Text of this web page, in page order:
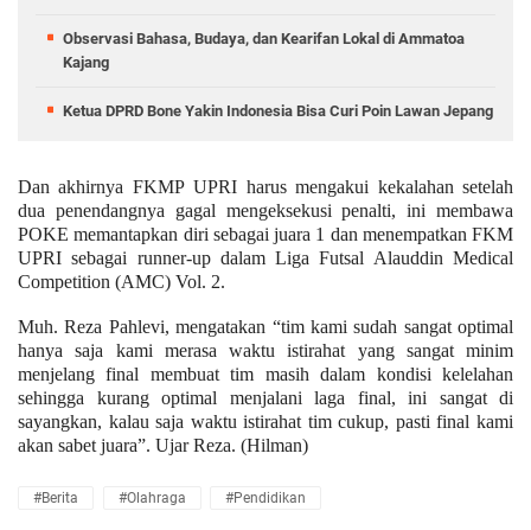
Observasi Bahasa, Budaya, dan Kearifan Lokal di Ammatoa
Kajang
Ketua DPRD Bone Yakin Indonesia Bisa Curi Poin Lawan Jepang
Dan akhirnya FKMPUPRI harus mengakui kekalahan setelah
dua penendangnya gagal mengeksekusi penalti, ini membawa
POKE memantapkan diri sebagai juara 1 dan menempatkan FKM
UPRI sebagai runner-up dalamLiga Futsal AlauddinMedical
Competition (AMC) Vol. 2.
Muh. Reza Pahlevi, mengatakan “tim kami sudah sangat optimal
hanya saja kami merasa waktu istirahat yang sangat minim
menjelangfinal membuat tim masih dalam kondisi kelelahan
sehingga kurang optimal menjalani laga final, ini sangat di
sayangkan, kalau saja waktu istirahat tim cukup, pasti final kami
akan sabet juara”. Ujar Reza. (Hilman)
#Berita #Olahraga #Pendidikan